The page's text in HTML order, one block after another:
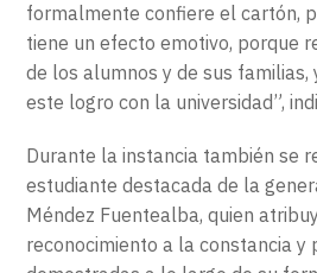
formalmente confiere el cartón,
tiene un efecto emotivo, porque
de los alumnos y de sus
este logro con la universidad”,
Durante la instancia también se
estudiante destacada de la
Méndez Fuentealba, quien
reconocimiento a la constancia y